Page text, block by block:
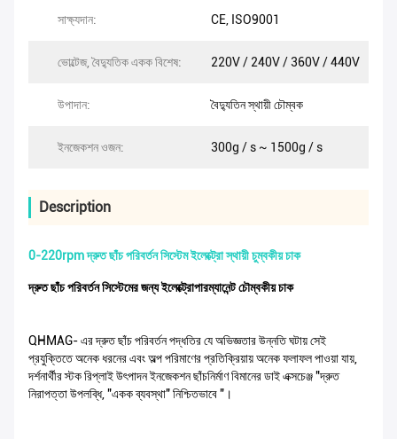
সাক্ষ্যদান: CE, ISO9001
ভোল্টেজ, বৈদ্যুতিক একক বিশেষ: 220V / 240V / 360V / 440V
উপাদান: বৈদ্যুতিন স্থায়ী চৌম্বক
ইনজেকশন ওজন: 300g / s ~ 1500g / s
Description
0-220rpm দ্রুত ছাঁচ পরিবর্তন সিস্টেম ইলেক্ট্রো স্থায়ী চুম্বকীয় চাক
দ্রুত ছাঁচ পরিবর্তন সিস্টেমের জন্য ইলেক্ট্রোপারম্যানেন্ট চৌম্বকীয় চাক
QHMAG- এর দ্রুত ছাঁচ পরিবর্তন পদ্ধতির যে অভিজ্ঞতার উন্নতি ঘটায় সেই
প্রযুক্তিতে অনেক ধরনের এবং অল্প পরিমাণের প্রতিক্রিয়ায় অনেক ফলাফল পাওয়া যায়,
দর্শনার্থীর স্টক রিপ্লাই উৎপাদন ইনজেকশন ছাঁচনির্মাণ বিমানের ডাই এক্সচেঞ্জ "দ্রুত
নিরাপত্তা উপলব্ধি, "একক ব্যবস্থা" নিশ্চিতভাবে "।